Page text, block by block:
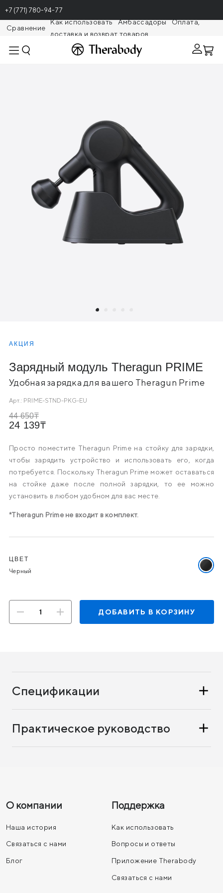
+7 (771) 780-94-77
Сравнение
Как использовать Амбассадоры
Оплата,
доставка и возврат товаров
АКЦИЯ
Зарядный модуль Theragun PRIME
Удобная зарядка для вашего Theragun Prime
Арт.: PRIME-STND-PKG-EU
44 650
24 139
Просто поместите Theragun Prime на стойку для зарядки,
чтобы зарядить устройство и использовать его, когда
потребуется. Поскольку Theragun Prime может оставаться
на стойке даже после полной зарядки, то ее можно
установить в любом удобном для вас месте.
*Theragun Prime не входит в комплект.
Варианты
ЦВЕТ
Черный
цвет:
ДОБАВИТЬ В КОРЗИНУ
Спецификации
Практическое руководство
О компании
Наша история
Связаться с нами
Блог
Поддержка
Как использовать
Вопросы и ответы
Приложение Therabody
Связаться с нами